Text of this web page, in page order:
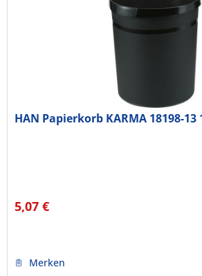
HAN Papierkorb KARMA 18198-13
5,07 €
Merken